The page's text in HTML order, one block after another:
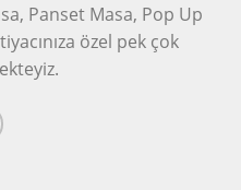
Panset Masa, Pop Up
özel pek çok